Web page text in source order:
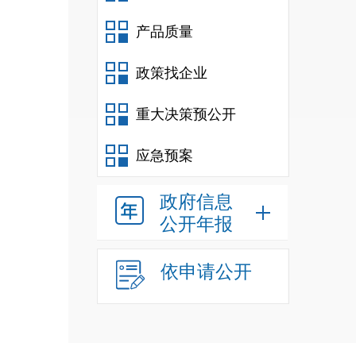
产品质量
政策找企业
重大决策预公开
应急预案
政府信息
公开年报
依申请公开